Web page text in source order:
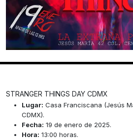
STRANGER THINGS DAY CDMX
Lugar: Casa Franciscana (Jesús
CDMX).
Fecha: 19 de enero de 2025.
Hora: 13:00 horas.